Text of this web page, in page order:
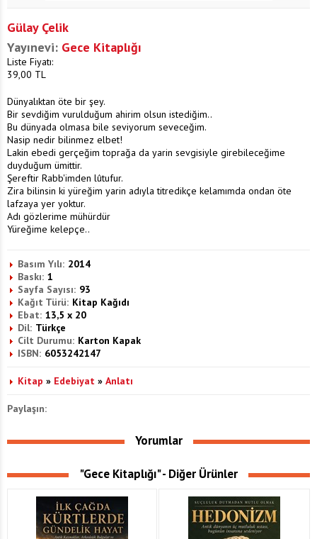
Gülay Çelik
Yayınevi: Gece Kitaplığı
Liste Fiyatı:
39,00 TL
Dünyalıktan öte bir şey.
Bir sevdiğim vurulduğum ahirim olsun istediğim..
Bu dünyada olmasa bile seviyorum seveceğim.
Nasip nedir bilinmez elbet!
Lakin ebedi gerçeğim toprağa da yarin sevgisiyle girebileceğime
duyduğum ümittir.
Şereftir Rabb'imden lûtufur.
Zira bilinsin ki yüreğim yarin adıyla titredikçe kelamımda ondan öte
lafzaya yer yoktur.
Adı gözlerime mühürdür
Yüreğime kelepçe..
Basım Yılı: 2014
Baskı: 1
Sayfa Sayısı: 93
Kağıt Türü: Kitap Kağıdı
Ebat: 13,5 x 20
Dil: Türkçe
Cilt Durumu: Karton Kapak
ISBN: 6053242147
Kitap » Edebiyat » Anlatı
Paylaşın:
Yorumlar
"Gece Kitaplığı" - Diğer Ürünler